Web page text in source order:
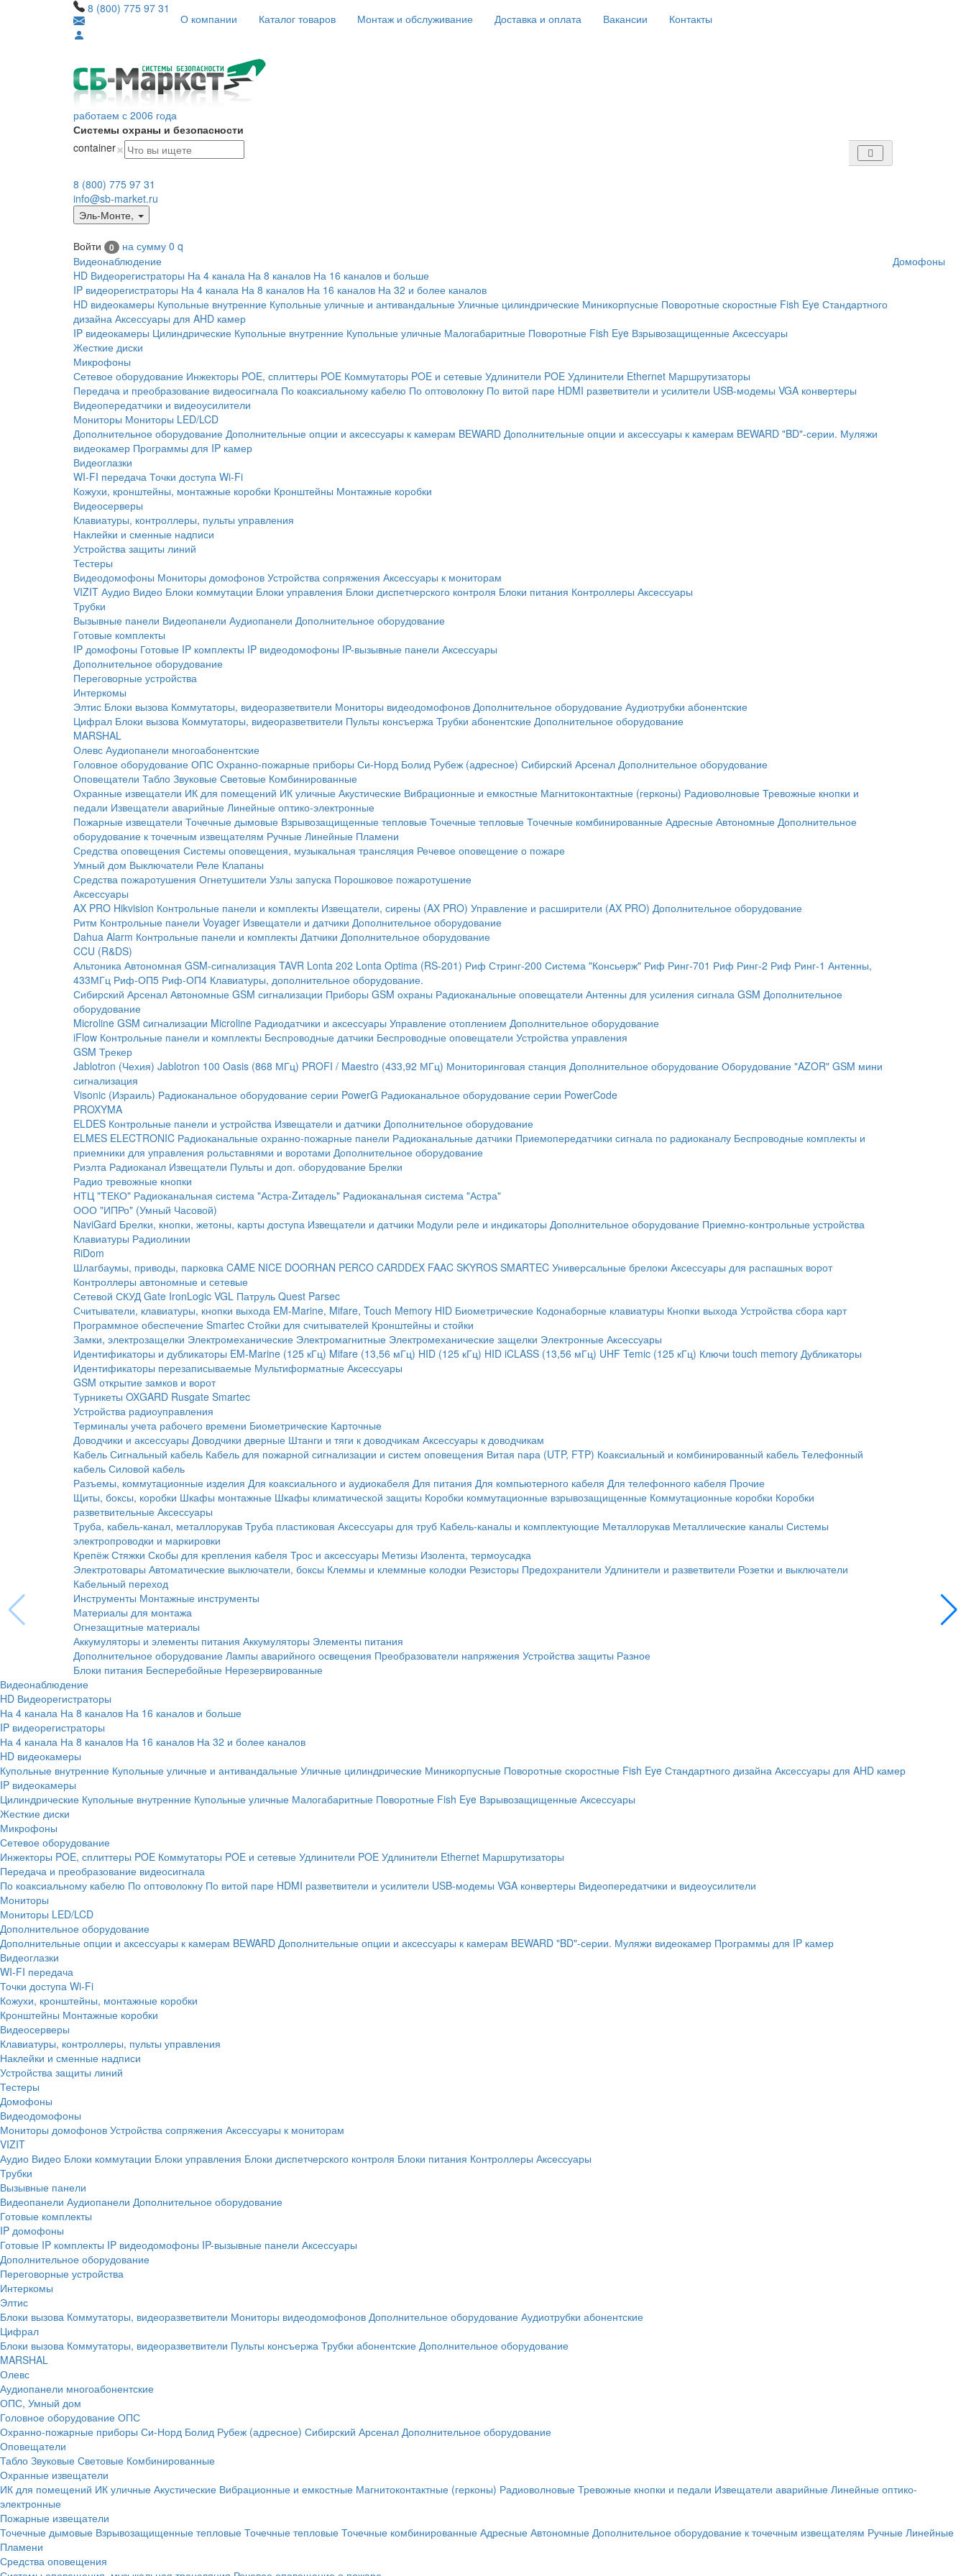
8 (800) 775 97 31
О компании Каталог товаров Монтаж и обслуживание Доставка и оплата Вакансии Контакты
работаем с 2006 года
Системы охраны и безопасности
container×
8 (800) 775 97 31
info@sb-market.ru
Эль-Монте,
Войти 0 на сумму 0 q
Видеонаблюдение
Домофоны
HD Видеорегистраторы На 4 канала На 8 каналов На 16 каналов и больше
IP видеорегистраторы На 4 канала На 8 каналов На 16 каналов На 32 и более каналов
HD видеокамеры Купольные внутренние Купольные уличные и антивандальные Уличные цилиндрические Миникорпусные Поворотные скоростные Fish Eye Стандартного
дизайна Аксессуары для AHD камер
IP видеокамеры Цилиндрические Купольные внутренние Купольные уличные Малогабаритные Поворотные Fish Eye Взрывозащищенные Аксессуары
Жесткие диски
Микрофоны
Сетевое оборудование Инжекторы POE, сплиттеры POE Коммутаторы POE и сетевые Удлинители POE Удлинители Ethernet Маршрутизаторы
Передача и преобразование видеосигнала По коаксиальному кабелю По оптоволокну По витой паре HDMI разветвители и усилители USB-модемы VGA конвертеры
Видеопередатчики и видеоусилители
Мониторы Мониторы LED/LCD
Дополнительное оборудование Дополнительные опции и аксессуары к камерам BEWARD Дополнительные опции и аксессуары к камерам BEWARD "BD"-серии. Муляжи
видеокамер Программы для IP камер
Видеоглазки
WI-FI передача Точки доступа Wi-Fi
Кожухи, кронштейны, монтажные коробки Кронштейны Монтажные коробки
Видеосерверы
Клавиатуры, контроллеры, пульты управления
Наклейки и сменные надписи
Устройства защиты линий
Тестеры
Видеодомофоны Мониторы домофонов Устройства сопряжения Аксессуары к мониторам
VIZIT Аудио Видео Блоки коммутации Блоки управления Блоки диспетчерского контроля Блоки питания Контроллеры Аксессуары
Трубки
Вызывные панели Видеопанели Аудиопанели Дополнительное оборудование
Готовые комплекты
IP домофоны Готовые IP комплекты IP видеодомофоны IP-вызывные панели Аксессуары
Дополнительное оборудование
Переговорные устройства
Интеркомы
Элтис Блоки вызова Коммутаторы, видеоразветвители Мониторы видеодомофонов Дополнительное оборудование Аудиотрубки абонентские
Цифрал Блоки вызова Коммутаторы, видеоразветвители Пульты консъержа Трубки абонентские Дополнительное оборудование
MARSHAL
Олевс Аудиопанели многоабонентские
Головное оборудование ОПС Охранно-пожарные приборы Си-Норд Болид Рубеж (адресное) Сибирский Арсенал Дополнительное оборудование
Оповещатели Табло Звуковые Световые Комбинированные
Охранные извещатели ИК для помещений ИК уличные Акустические Вибрационные и емкостные Магнитоконтактные (герконы) Радиоволновые Тревожные кнопки и
педали Извещатели аварийные Линейные оптико-электронные
Пожарные извещатели Точечные дымовые Взрывозащищенные тепловые Точечные тепловые Точечные комбинированные Адресные Автономные Дополнительное
оборудование к точечным извещателям Ручные Линейные Пламени
Средства оповещения Системы оповещения, музыкальная трансляция Речевое оповещение о пожаре
Умный дом Выключатели Реле Клапаны
Средства пожаротушения Огнетушители Узлы запуска Порошковое пожаротушение
Аксессуары
AX PRO Hikvision Контрольные панели и комплекты Извещатели, сирены (AX PRO) Управление и расширители (AX PRO) Дополнительное оборудование
Ритм Контрольные панели Voyager Извещатели и датчики Дополнительное оборудование
Dahua Alarm Контрольные панели и комплекты Датчики Дополнительное оборудование
CCU (R&DS)
Альтоника Автономная GSM-сигнализация TAVR Lonta 202 Lonta Optima (RS-201) Риф Стринг-200 Система "Консьерж" Риф Ринг-701 Риф Ринг-2 Риф Ринг-1 Антенны,
433МГц Риф-ОП5 Риф-ОП4 Клавиатуры, дополнительное оборудование.
Сибирский Арсенал Автономные GSM сигнализации Приборы GSM охраны Радиоканальные оповещатели Антенны для усиления сигнала GSM Дополнительное
оборудование
Microline GSM cигнализации Microline Радиодатчики и аксессуары Управление отоплением Дополнительное оборудование
iFlow Контрольные панели и комплекты Беспроводные датчики Беспроводные оповещатели Устройства управления
GSM Трекер
Jablotron (Чехия) Jablotron 100 Oasis (868 МГц) PROFI / Maestro (433,92 МГц) Мониторинговая станция Дополнительное оборудование Оборудование "AZOR" GSM мини
сигнализация
Visonic (Израиль) Радиоканальное оборудование серии PowerG Радиоканальное оборудование серии PowerCode
PROXYMA
ELDES Контрольные панели и устройства Извещатели и датчики Дополнительное оборудование
ELMES ELECTRONIC Радиоканальные охранно-пожарные панели Радиоканальные датчики Приемопередатчики сигнала по радиоканалу Беспроводные комплекты и
приемники для управления рольставнями и воротами Дополнительное оборудование
Риэлта Радиоканал Извещатели Пульты и доп. оборудование Брелки
Радио тревожные кнопки
НТЦ "ТЕКО" Радиоканальная система "Астра-Zитадель" Радиоканальная система "Астра"
ООО "ИПРо" (Умный Часовой)
NaviGard Брелки, кнопки, жетоны, карты доступа Извещатели и датчики Модули реле и индикаторы Дополнительное оборудование Приемно-контрольные устройства
Клавиатуры Радиолинии
RiDom
Шлагбаумы, приводы, парковка CAME NICE DOORHAN PERCO CARDDEX FAAC SKYROS SMARTEC Универсальные брелоки Аксессуары для распашных ворот
Контроллеры автономные и сетевые
Сетевой СКУД Gate IronLogic VGL Патруль Quest Parsec
Считыватели, клавиатуры, кнопки выхода EM-Marine, Mifare, Touch Memory HID Биометрические Кодонаборные клавиатуры Кнопки выхода Устройства сбора карт
Программное обеспечение Smartec Стойки для считывателей Кронштейны и стойки
Замки, электрозащелки Электромеханические Электромагнитные Электромеханические защелки Электронные Аксессуары
Идентификаторы и дубликаторы EM-Marine (125 кГц) Mifare (13,56 мГц) HID (125 кГц) HID iCLASS (13,56 мГц) UHF Temic (125 кГц) Ключи touch memory Дубликаторы
Идентификаторы перезаписываемые Мультиформатные Аксессуары
GSM открытие замков и ворот
Турникеты OXGARD Rusgate Smartec
Устройства радиоуправления
Терминалы учета рабочего времени Биометрические Карточные
Доводчики и аксессуары Доводчики дверные Штанги и тяги к доводчикам Аксессуары к доводчикам
Кабель Сигнальный кабель Кабель для пожарной сигнализации и систем оповещения Витая пара (UTP, FTP) Коаксиальный и комбинированный кабель Телефонный
кабель Силовой кабель
Разъемы, коммутационные изделия Для коаксиального и аудиокабеля Для питания Для компьютерного кабеля Для телефонного кабеля Прочие
Щиты, боксы, коробки Шкафы монтажные Шкафы климатической защиты Коробки коммутационные взрывозащищенные Коммутационные коробки Коробки
разветвительные Аксессуары
Труба, кабель-канал, металлорукав Труба пластиковая Аксессуары для труб Кабель-каналы и комплектующие Металлорукав Металлические каналы Системы
электропроводки и маркировки
Крепёж Стяжки Скобы для крепления кабеля Трос и аксессуары Метизы Изолента, термоусадка
Электротовары Автоматические выключатели, боксы Клеммы и клеммные колодки Резисторы Предохранители Удлинители и разветвители Розетки и выключатели
Кабельный переход
Инструменты Монтажные инструменты
Материалы для монтажа
Огнезащитные материалы
Аккумуляторы и элементы питания Аккумуляторы Элементы питания
Дополнительное оборудование Лампы аварийного освещения Преобразователи напряжения Устройства защиты Разное
Блоки питания Бесперебойные Нерезервированные
Видеонаблюдение
HD Видеорегистраторы
На 4 канала На 8 каналов На 16 каналов и больше
IP видеорегистраторы
На 4 канала На 8 каналов На 16 каналов На 32 и более каналов
HD видеокамеры
Купольные внутренние Купольные уличные и антивандальные Уличные цилиндрические Миникорпусные Поворотные скоростные Fish Eye Стандартного дизайна Аксессуары для AHD камер
IP видеокамеры
Цилиндрические Купольные внутренние Купольные уличные Малогабаритные Поворотные Fish Eye Взрывозащищенные Аксессуары
Жесткие диски
Микрофоны
Сетевое оборудование
Инжекторы POE, сплиттеры POE Коммутаторы POE и сетевые Удлинители POE Удлинители Ethernet Маршрутизаторы
Передача и преобразование видеосигнала
По коаксиальному кабелю По оптоволокну По витой паре HDMI разветвители и усилители USB-модемы VGA конвертеры Видеопередатчики и видеоусилители
Мониторы
Мониторы LED/LCD
Дополнительное оборудование
Дополнительные опции и аксессуары к камерам BEWARD Дополнительные опции и аксессуары к камерам BEWARD "BD"-серии. Муляжи видеокамер Программы для IP камер
Видеоглазки
WI-FI передача
Точки доступа Wi-Fi
Кожухи, кронштейны, монтажные коробки
Кронштейны Монтажные коробки
Видеосерверы
Клавиатуры, контроллеры, пульты управления
Наклейки и сменные надписи
Устройства защиты линий
Тестеры
Домофоны
Видеодомофоны
Мониторы домофонов Устройства сопряжения Аксессуары к мониторам
VIZIT
Аудио Видео Блоки коммутации Блоки управления Блоки диспетчерского контроля Блоки питания Контроллеры Аксессуары
Трубки
Вызывные панели
Видеопанели Аудиопанели Дополнительное оборудование
Готовые комплекты
IP домофоны
Готовые IP комплекты IP видеодомофоны IP-вызывные панели Аксессуары
Дополнительное оборудование
Переговорные устройства
Интеркомы
Элтис
Блоки вызова Коммутаторы, видеоразветвители Мониторы видеодомофонов Дополнительное оборудование Аудиотрубки абонентские
Цифрал
Блоки вызова Коммутаторы, видеоразветвители Пульты консъержа Трубки абонентские Дополнительное оборудование
MARSHAL
Олевс
Аудиопанели многоабонентские
ОПС, Умный дом
Головное оборудование ОПС
Охранно-пожарные приборы Си-Норд Болид Рубеж (адресное) Сибирский Арсенал Дополнительное оборудование
Оповещатели
Табло Звуковые Световые Комбинированные
Охранные извещатели
ИК для помещений ИК уличные Акустические Вибрационные и емкостные Магнитоконтактные (герконы) Радиоволновые Тревожные кнопки и педали Извещатели аварийные Линейные оптико-
электронные
Пожарные извещатели
Точечные дымовые Взрывозащищенные тепловые Точечные тепловые Точечные комбинированные Адресные Автономные Дополнительное оборудование к точечным извещателям Ручные Линейные
Пламени
Средства оповещения